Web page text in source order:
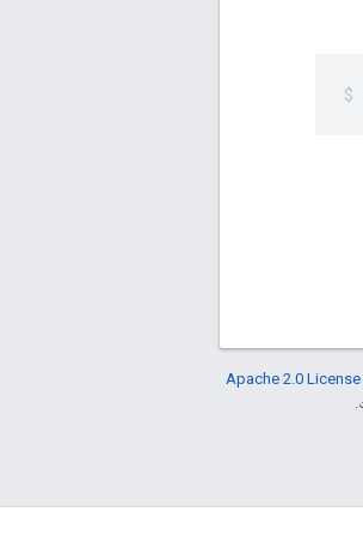
Apache 2.0 License